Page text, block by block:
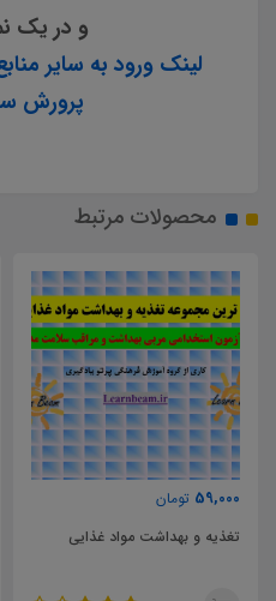
و در یک
لینک ورود به سایر
پرورش سال
محصولات مرتبط
31,000
دستورالعمل برنامه ایمن